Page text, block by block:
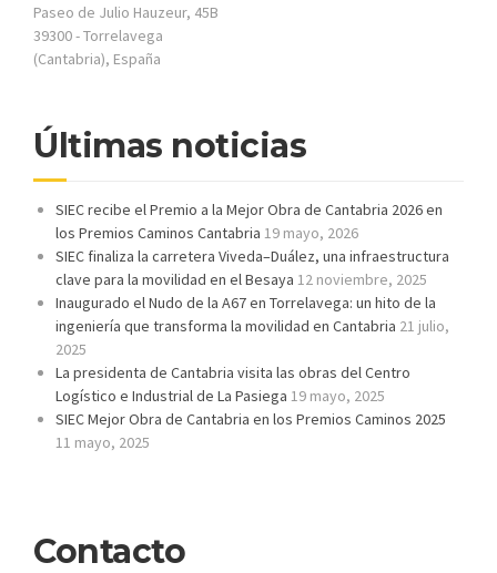
Paseo de Julio Hauzeur, 45B
39300 - Torrelavega
(Cantabria), España
Últimas noticias
SIEC recibe el Premio a la Mejor Obra de Cantabria 2026 en
los Premios Caminos Cantabria 19 mayo, 2026
SIEC finaliza la carretera Viveda–Duález, una infraestructura
clave para la movilidad en el Besaya 12 noviembre, 2025
Inaugurado el Nudo de la A67 en Torrelavega: un hito de la
ingeniería que transforma la movilidad en Cantabria 21 julio,
2025
La presidenta de Cantabria visita las obras del Centro
Logístico e Industrial de La Pasiega 19 mayo, 2025
SIEC Mejor Obra de Cantabria en los Premios Caminos 2025
11 mayo, 2025
Contacto